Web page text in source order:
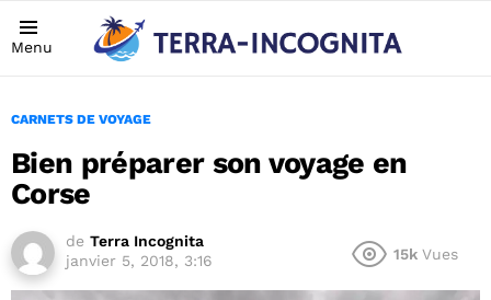
Menu
CARNETS DE VOYAGE
Bien préparer son voyage en
Corse
de Terra Incognita
janvier 5, 2018, 3:16
15k Vues